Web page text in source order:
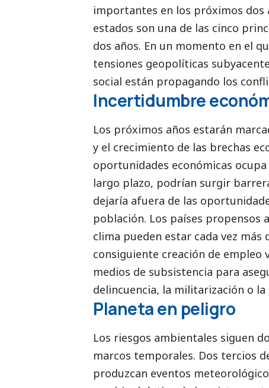
importantes en los próximos dos
estados son una de las cinco
dos años. En un momento en el
tensiones geopolíticas
social están propagando los
Incertidumbre
Los próximos años estarán
y el crecimiento de las brechas
oportunidades económicas
largo plazo, podrían surgir
dejaría afuera de las
población. Los países propensos
clima pueden estar cada vez
consiguiente creación de empleo
medios de subsistencia para
delincuencia, la militarización o la
Planeta en peligro
Los riesgos ambientales siguen
marcos temporales. Dos tercios
produzcan eventos